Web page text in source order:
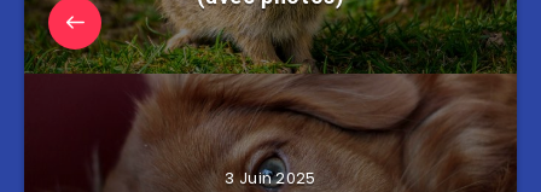
3 Juin 2025